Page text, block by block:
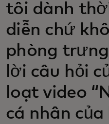
tôi dành
diễn chứ
phòng
lời câu hỏi
loạt video
cá nhân của